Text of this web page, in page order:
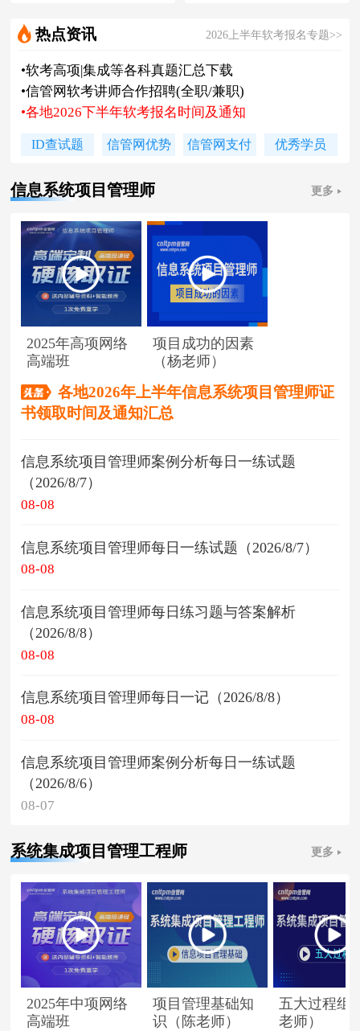
热点资讯 2026上半年软考报名专题>>
•软考高项|集成等各科真题汇总下载
•信管网软考讲师合作招聘(全职/兼职)
•各地2026下半年软考报名时间及通知
陈老师新书《你真能懂的项目管理》
•题库 [ 每日一练/章节题/原创精编题 ]
ID查试题 信管网优势 信管网支付 优秀学员
信息系统项目管理师 更多
2025年高项网络
高端班
项目成功的因素
（杨老师）
各地2026年上半年信息系统项目管理师证
书领取时间及通知汇总
信息系统项目管理师案例分析每日一练试题
（2026/8/7）
08-08
信息系统项目管理师每日一练试题（2026/8/7）
08-08
信息系统项目管理师每日练习题与答案解析
（2026/8/8）
08-08
信息系统项目管理师每日一记（2026/8/8）
08-08
信息系统项目管理师案例分析每日一练试题
（2026/8/6）
08-07
系统集成项目管理工程师 更多
2025年中项网络
高端班
项目管理基础知
识（陈老师）
五大过程组
老师）